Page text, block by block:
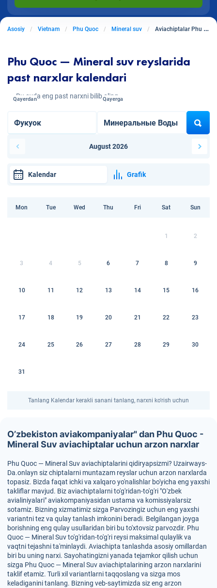
Asosiy Vietnam Phu Quoc Mineral suv Aviachiptalar Phu Quocdan Mineral Suvga
Phu Quoc — Mineral suv reyslarida
past narxlar kalendari
Bu oyda eng past narxni bilib oling
Qayerdan Qayerga
August 2026
Kalendar Grafik
Mon Tue Wed Thu Fri Sat Sun
1 2
3 4 5 6 7 8 9
10 11 12 13 14 15 16
17 18 19 20 21 22 23
24 25 26 27 28 29 30
31
Tanlang Kalendar kerakli sanani tanlang, narxni ko'rish uchun
O’zbekiston aviakompaniyalar" dan Phu Quoc -
Mineral Suv aviachiptalar uchun arzon narxlar
Phu Quoc — Mineral Suv aviachiptalarini qidiryapsizmi? Uzairways-
Da.onlayn siz chiptalarni muntazam reyslar uchun arzon narxlarda
topasiz. Bizda faqat ichki va xalqaro yo'nalishlar bo'yicha eng yaxshi
takliflar mavjud. Biz aviachiptalarni to'g'ridan-to'g'ri "O'zbek
avialiniyalari" aviakompaniyasidan ustama va komissiyalarsiz
sotamiz. Bizning xizmatimiz sizga Parvozingiz uchun eng yaxshi
variantni tez va qulay tanlash imkonini beradi. Belgilangan joyga
borishning eng qulay usullaridan biri bu to'xtovsiz parvozdir. Phu
Quoc — Mineral Suv to'g'ridan-to'g'ri reysi maksimal qulaylik va
vaqtni tejashni ta'minlaydi. Aviachipta tanlashda asosiy omillardan
biri bu uning narxi. Sayohatingizni yanada tejamkor qilish uchun
sizga Phu Quoc — Mineral Suv aviachiptalarining arzon narxlarini
taklif etamiz. Turli xil variantlarni taqqoslang va sizga mos
keladiganini tanlang. Bizning veb-saytimizda siz eng arzon